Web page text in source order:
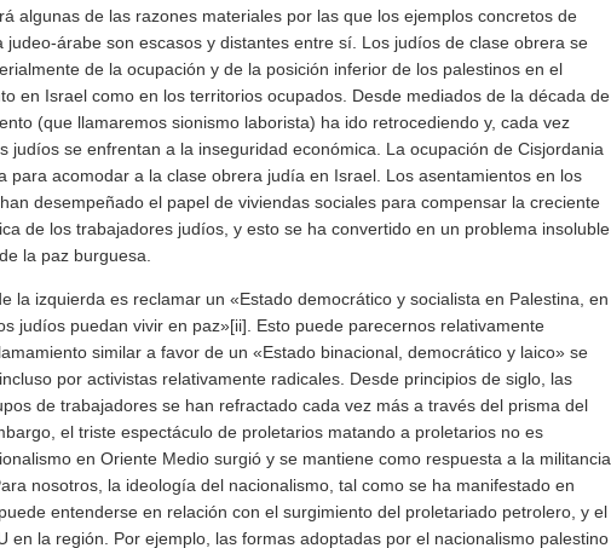
algunas de las razones materiales por las que los ejemplos concretos de
judeo-árabe son escasos y distantes entre sí. Los judíos de clase obrera se
de la ocupación y de la posición inferior de los palestinos en el
en Israel como en los territorios ocupados. Desde mediados de la década de
(que llamaremos sionismo laborista) ha ido retrocediendo y, cada vez
judíos se enfrentan a la inseguridad económica. La ocupación de Cisjordania
para acomodar a la clase obrera judía en Israel. Los asentamientos en los
desempeñado el papel de viviendas sociales para compensar la creciente
de los trabajadores judíos, y esto se ha convertido en un problema insoluble
la paz burguesa.
la izquierda es reclamar un «Estado democrático y socialista en Palestina, en
judíos puedan vivir en paz»[ii]. Esto puede parecernos relativamente
similar a favor de un «Estado binacional, democrático y laico» se
por activistas relativamente radicales. Desde principios de siglo, las
de trabajadores se han refractado cada vez más a través del prisma del
el triste espectáculo de proletarios matando a proletarios no es
en Oriente Medio surgió y se mantiene como respuesta a la militancia
nosotros, la ideología del nacionalismo, tal como se ha manifestado en
entenderse en relación con el surgimiento del proletariado petrolero, y el
en la región. Por ejemplo, las formas adoptadas por el nacionalismo palestino